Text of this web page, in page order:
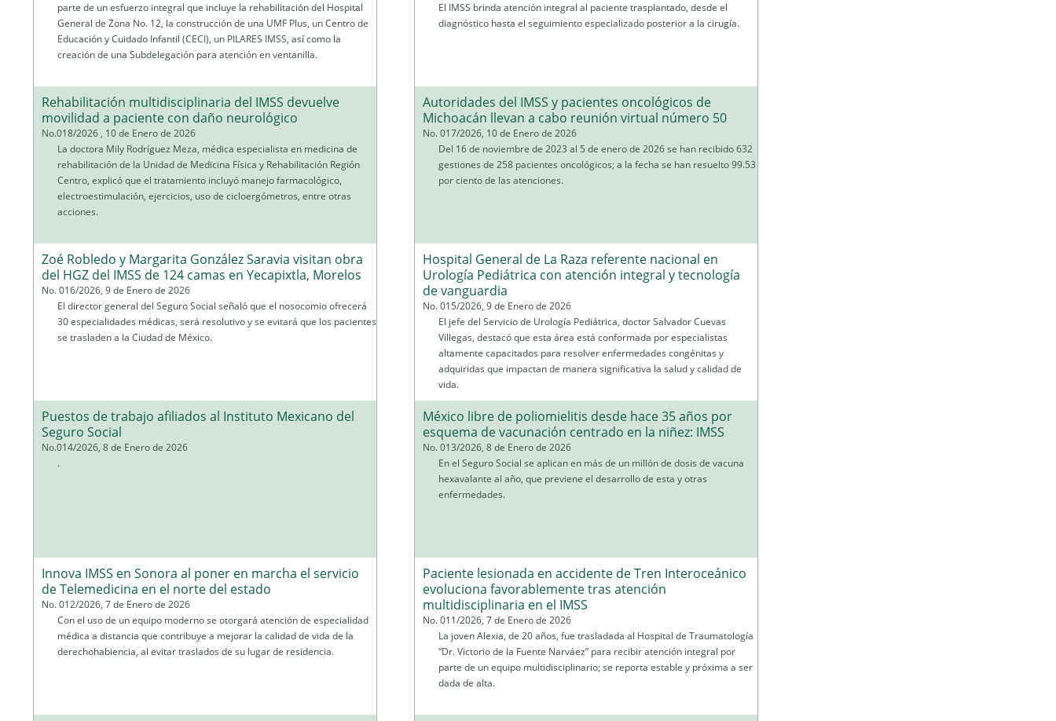
parte de un esfuerzo integral que incluye la rehabilitación del Hospital
General de Zona No. 12, la construcción de una UMF Plus, un Centro de
Educación y Cuidado Infantil (CECI), un PILARES IMSS, así como la
creación de una Subdelegación para atención en ventanilla.
El IMSS brinda atención integral al paciente trasplantado, desde el
diagnóstico hasta el seguimiento especializado posterior a la cirugía.
Rehabilitación multidisciplinaria del IMSS devuelve
movilidad a paciente con daño neurológico
No.018/2026 , 10 de Enero de 2026
La doctora Mily Rodríguez Meza, médica especialista en medicina de
rehabilitación de la Unidad de Medicina Física y Rehabilitación Región
Centro, explicó que el tratamiento incluyó manejo farmacológico,
electroestimulación, ejercicios, uso de cicloergómetros, entre otras
acciones.
Autoridades del IMSS y pacientes oncológicos de
Michoacán llevan a cabo reunión virtual número 50
No. 017/2026, 10 de Enero de 2026
Del 16 de noviembre de 2023 al 5 de enero de 2026 se han recibido 632
gestiones de 258 pacientes oncológicos; a la fecha se han resuelto 99.53
por ciento de las atenciones.
Zoé Robledo y Margarita González Saravia visitan obra
del HGZ del IMSS de 124 camas en Yecapixtla, Morelos
No. 016/2026, 9 de Enero de 2026
El director general del Seguro Social señaló que el nosocomio ofrecerá
30 especialidades médicas, será resolutivo y se evitará que los pacientes
se trasladen a la Ciudad de México.
Hospital General de La Raza referente nacional en
Urología Pediátrica con atención integral y tecnología
de vanguardia
No. 015/2026, 9 de Enero de 2026
El jefe del Servicio de Urología Pediátrica, doctor Salvador Cuevas
Villegas, destacó que esta área está conformada por especialistas
altamente capacitados para resolver enfermedades congénitas y
adquiridas que impactan de manera significativa la salud y calidad de
vida.
Puestos de trabajo afiliados al Instituto Mexicano del
Seguro Social
No.014/2026, 8 de Enero de 2026
.
México libre de poliomielitis desde hace 35 años por
esquema de vacunación centrado en la niñez: IMSS
No. 013/2026, 8 de Enero de 2026
En el Seguro Social se aplican en más de un millón de dosis de vacuna
hexavalante al año, que previene el desarrollo de esta y otras
enfermedades.
Innova IMSS en Sonora al poner en marcha el servicio
de Telemedicina en el norte del estado
No. 012/2026, 7 de Enero de 2026
Con el uso de un equipo moderno se otorgará atención de especialidad
médica a distancia que contribuye a mejorar la calidad de vida de la
derechohabiencia, al evitar traslados de su lugar de residencia.
Paciente lesionada en accidente de Tren Interoceánico
evoluciona favorablemente tras atención
multidisciplinaria en el IMSS
No. 011/2026, 7 de Enero de 2026
La joven Alexia, de 20 años, fue trasladada al Hospital de Traumatología
“Dr. Victorio de la Fuente Narváez” para recibir atención integral por
parte de un equipo multidisciplinario; se reporta estable y próxima a ser
dada de alta.